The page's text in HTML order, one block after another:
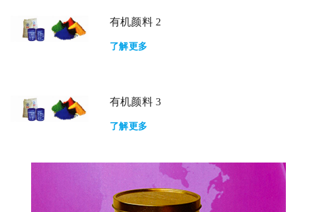
有机颜料 2
了解更多
有机颜料 3
了解更多